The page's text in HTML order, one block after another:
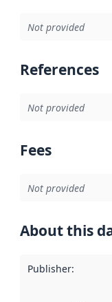
Not provided
References
Not provided
Fees
Not provided
About this
Publisher: